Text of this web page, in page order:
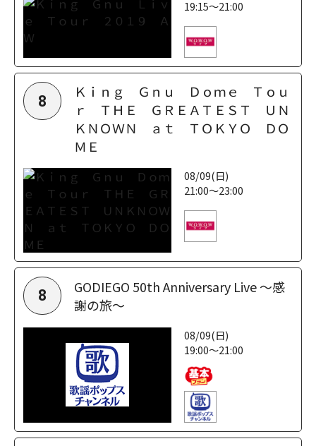
19:15～21:00
8
Ｋｉｎｇ Ｇｎｕ Ｄｏｍｅ Ｔｏｕ
ｒ ＴＨＥ ＧＲＥＡＴＥＳＴ ＵＮ
ＫＮＯＷＮ ａｔ ＴＯＫＹＯ ＤＯ
ＭＥ
08/09(日)
21:00～23:00
8
GODIEGO 50th Anniversary Live ～感
謝の旅～
08/09(日)
19:00～21:00